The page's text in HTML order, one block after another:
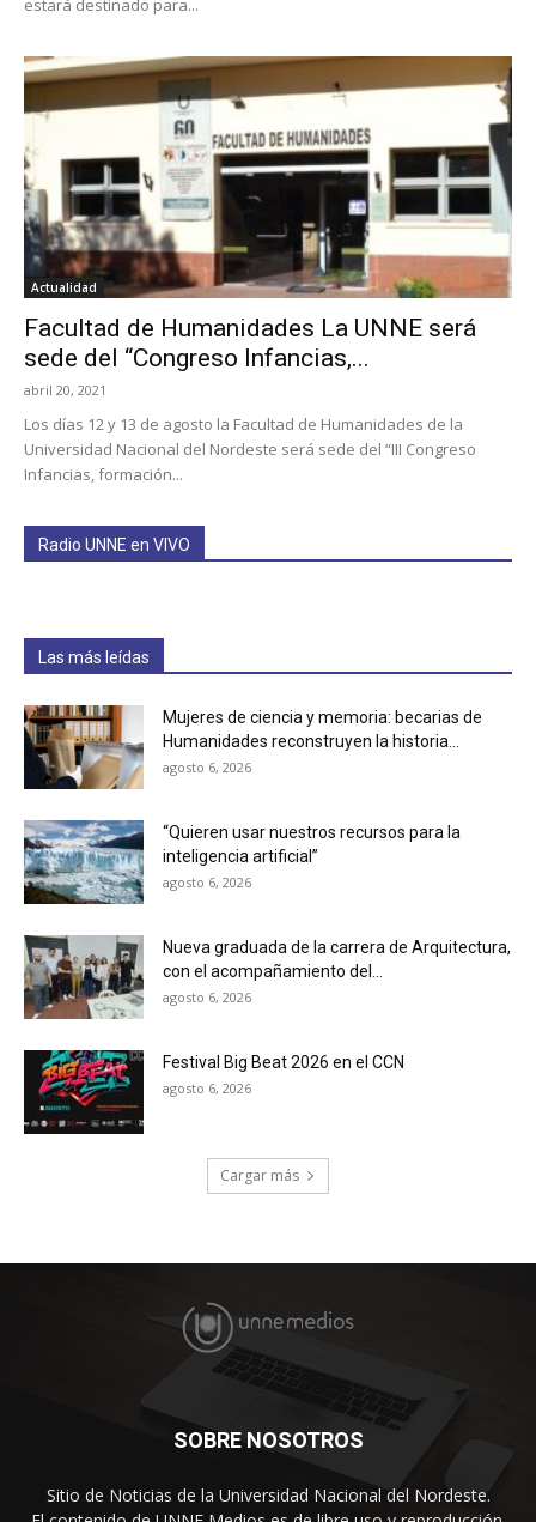
estará destinado para...
Actualidad
Facultad de Humanidades La UNNE será
sede del “Congreso Infancias,...
abril 20, 2021
Los días 12 y 13 de agosto la Facultad de Humanidades de la
Universidad Nacional del Nordeste será sede del “III Congreso
Infancias, formación...
Radio UNNE en VIVO
Las más leídas
Mujeres de ciencia y memoria: becarias de
Humanidades reconstruyen la historia...
agosto 6, 2026
“Quieren usar nuestros recursos para la
inteligencia artificial”
agosto 6, 2026
Nueva graduada de la carrera de Arquitectura,
con el acompañamiento del...
agosto 6, 2026
Festival Big Beat 2026 en el CCN
agosto 6, 2026
Cargar más
SOBRE NOSOTROS
Sitio de Noticias de la Universidad Nacional del Nordeste.